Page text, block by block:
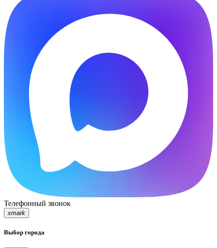
Телефонный звонок
xmark
Выбор города